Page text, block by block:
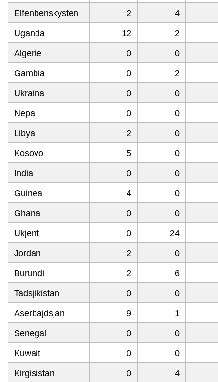
Elfenbenskysten 2 4
Uganda 12 2
Algerie 0 0
Gambia 0 2
Ukraina 0 0
Nepal 0 0
Libya 2 0
Kosovo 5 0
India 0 0
Guinea 4 0
Ghana 0 0
Ukjent 0 24
Jordan 2 0
Burundi 2 6
Tadsjikistan 0 0
Aserbajdsjan 9 1
Senegal 0 0
Kuwait 0 0
Kirgisistan 0 4